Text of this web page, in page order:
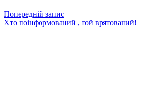
Попередній запис
Хто поінформований , той врятований!